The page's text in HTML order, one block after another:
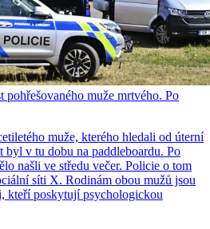
pohřešovaného muže mrtvého. Po
muže, kterého hledali od úterní
byl v tu dobu na paddleboardu. Po
našli ve středu večer. Policie o tom
síti X. Rodinám obou mužů jsou
kteří poskytují psychologickou